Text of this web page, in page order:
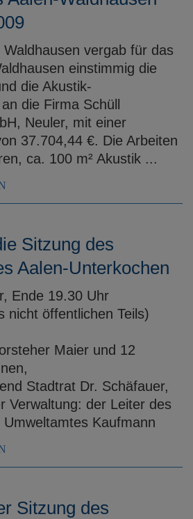
vergab für das
einstimmig die
die Akustik-
die Firma Schüll
Neuler, mit einer
37.704,44 €. Die Arbeiten
ca. 100 m² Akustik ...
Sitzung des
Aalen-Unterkochen
Ende 19.30 Uhr
nicht öffentlichen Teils)
Maier und 12
Stadtrat Dr. Schäfauer,
Verwaltung: der Leiter des
Kaufmann
Sitzung des